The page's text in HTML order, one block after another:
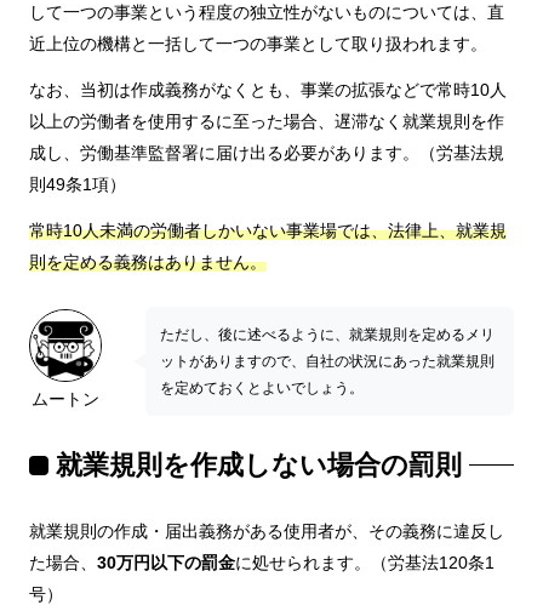
して一つの事業という程度の独立性がないものについては、直
近上位の機構と一括して一つの事業として取り扱われます。
なお、当初は作成義務がなくとも、事業の拡張などで常時10人
以上の労働者を使用するに至った場合、遅滞なく就業規則を作
成し、労働基準監督署に届け出る必要があります。（労基法規
則49条1項）
常時10人未満の労働者しかいない事業場では、法律上、就業規
則を定める義務はありません。
ムートン
ただし、後に述べるように、就業規則を定めるメリ
ットがありますので、自社の状況にあった就業規則
を定めておくとよいでしょう。
就業規則を作成しない場合の罰則
就業規則の作成・届出義務がある使用者が、その義務に違反し
た場合、 30万円以下の罰金に処せられます。（労基法120条1
号）